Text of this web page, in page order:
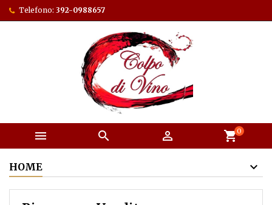
Telefono: 392-0988657
   shopping_cart0
HOME